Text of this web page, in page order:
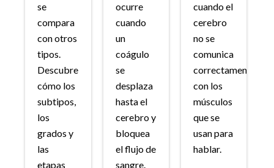
se
compara
con otros
tipos.
Descubre
cómo los
subtipos,
los
grados y
las
etapas
ocurre
cuando
un
coágulo
se
desplaza
hasta el
cerebro y
bloquea
el flujo de
sangre.
cuando el
cerebro
no se
comunica
correctamente
con los
músculos
que se
usan para
hablar.